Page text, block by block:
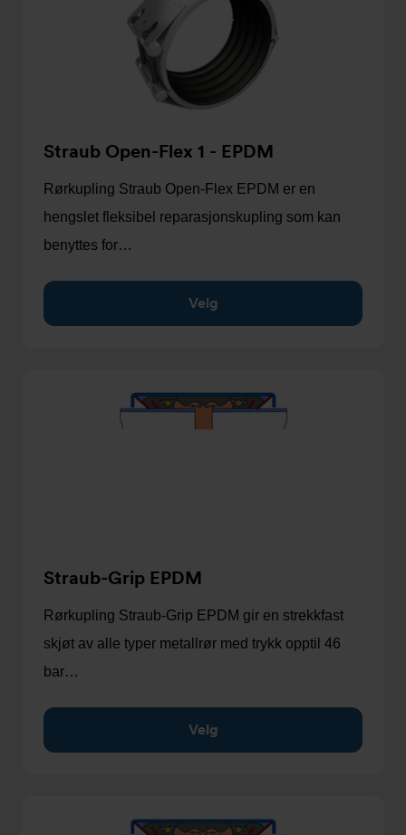
Straub Open-Flex 1 - EPDM
Rørkupling Straub Open-Flex EPDM er en
hengslet fleksibel reparasjonskupling som kan
benyttes for…
Velg
Straub-Grip EPDM
Rørkupling Straub-Grip EPDM gir en strekkfast
skjøt av alle typer metallrør med trykk opptil 46
bar…
Velg